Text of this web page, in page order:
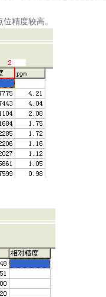
精度较高。